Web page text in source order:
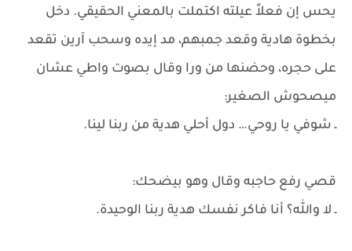
يحس إن فعلاً عيلته اكتملت بالمعني الحقيقي. دخل
بخطوة هادية وقعد جمبهم، مد إيده وسحب آرين تقعد
على حجره، وحضنها من ورا وقال بصوت واطي عشان
ميصحوش الصغير:
ـ شوفي يا روحي… دول أحلي هدية من ربنا لينا.
قصي رفع حاجبه وقال وهو بيضحك:
ـ لا والله؟ أنا فاكر نفسك هدية ربنا الوحيدة.